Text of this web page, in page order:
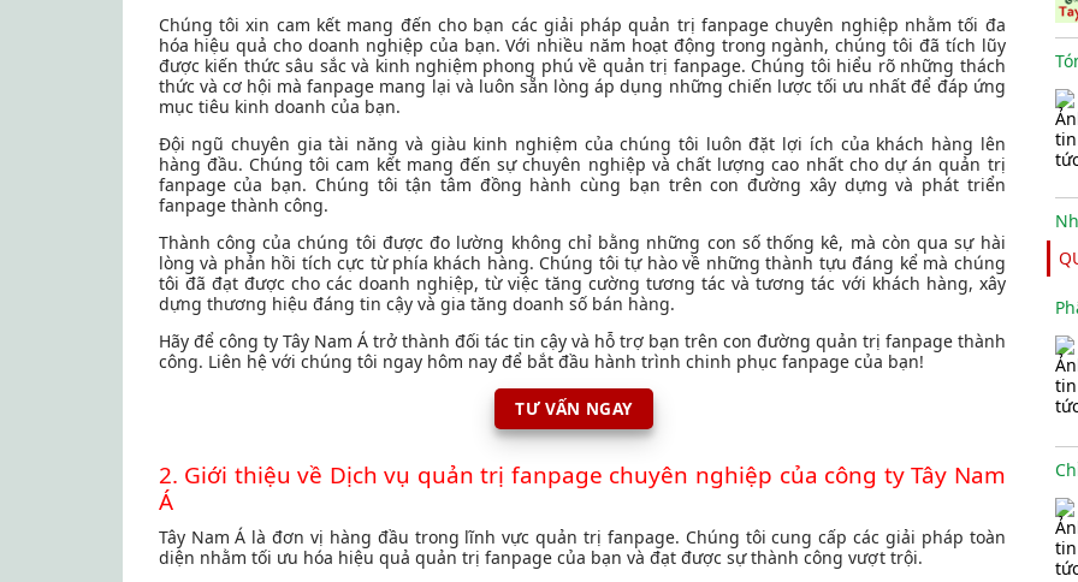
Chúng tôi xin cam kết mang đến cho bạn các giải pháp quản trị fanpage chuyên nghiệp nhằm tối đa
hóa hiệu quả cho doanh nghiệp của bạn. Với nhiều năm hoạt động trong ngành, chúng tôi đã tích lũy
được kiến thức sâu sắc và kinh nghiệm phong phú về quản trị fanpage. Chúng tôi hiểu rõ những thách
thức và cơ hội mà fanpage mang lại và luôn sẵn lòng áp dụng những chiến lược tối ưu nhất để đáp ứng
mục tiêu kinh doanh của bạn.
Đội ngũ chuyên gia tài năng và giàu kinh nghiệm của chúng tôi luôn đặt lợi ích của khách hàng lên
hàng đầu. Chúng tôi cam kết mang đến sự chuyên nghiệp và chất lượng cao nhất cho dự án quản trị
fanpage của bạn. Chúng tôi tận tâm đồng hành cùng bạn trên con đường xây dựng và phát triển
fanpage thành công.
Thành công của chúng tôi được đo lường không chỉ bằng những con số thống kê, mà còn qua sự hài
lòng và phản hồi tích cực từ phía khách hàng. Chúng tôi tự hào về những thành tựu đáng kể mà chúng
tôi đã đạt được cho các doanh nghiệp, từ việc tăng cường tương tác và tương tác với khách hàng, xây
dựng thương hiệu đáng tin cậy và gia tăng doanh số bán hàng.
Hãy để công ty Tây Nam Á trở thành đối tác tin cậy và hỗ trợ bạn trên con đường quản trị fanpage thành
công. Liên hệ với chúng tôi ngay hôm nay để bắt đầu hành trình chinh phục fanpage của bạn!
TƯ VẤN NGAY
2. Giới thiệu về Dịch vụ quản trị fanpage chuyên nghiệp của công ty Tây Nam
Á
Tây Nam Á là đơn vị hàng đầu trong lĩnh vực quản trị fanpage. Chúng tôi cung cấp các giải pháp toàn
diện nhằm tối ưu hóa hiệu quả quản trị fanpage của bạn và đạt được sự thành công vượt trội.